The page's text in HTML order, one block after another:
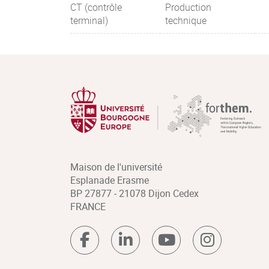
CT (contrôle
terminal)
Production
technique
Maison de l'université
Esplanade Erasme
BP 27877 - 21078 Dijon Cedex
FRANCE